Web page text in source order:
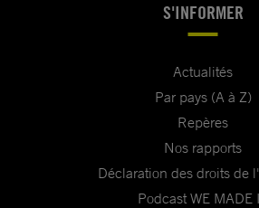
S'INFORMER
Actualités
Par pays (A à Z)
Repères
Nos rapports
Déclaration des droits de
Podcast WE MADE